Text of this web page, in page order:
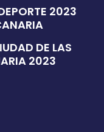
2023
DE LAS
2023